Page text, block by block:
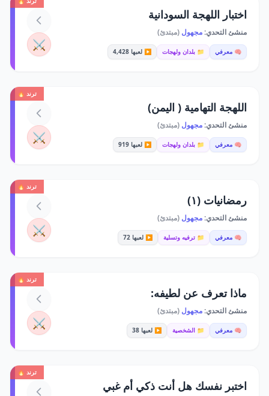
اختبار اللهجة السودانية
منشئ التحدي:مجهول (مبتدئ)
🧠 معرفي 📁 بلدان ولهجات ▶️ لعبها 4,428 ⚔️
ترند 🔥
اللهجة التهامية ( اليمن)
منشئ التحدي:مجهول (مبتدئ)
🧠 معرفي 📁 بلدان ولهجات ▶️ لعبها 919 ⚔️
ترند 🔥
رمضانيات (١)
منشئ التحدي:مجهول (مبتدئ)
🧠 معرفي 📁 ترفيه وتسلية ▶️ لعبها 72 ⚔️
ترند 🔥
ماذا تعرف عن لطيفه:
منشئ التحدي:مجهول (مبتدئ)
🧠 معرفي 📁 الشخصية ▶️ لعبها 38 ⚔️
ترند 🔥
اختبر نفسك هل أنت ذكي أم غبي